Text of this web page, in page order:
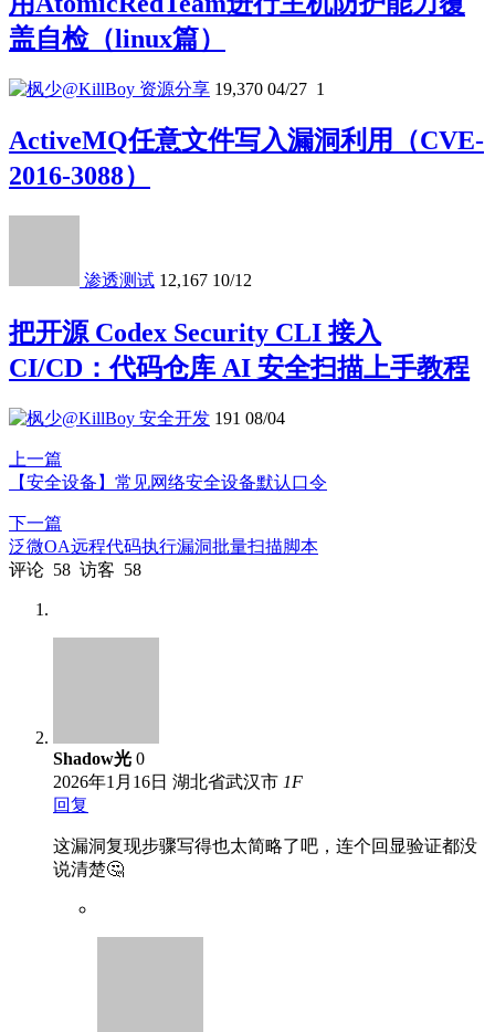
盖自检（linux篇）
资源分享 19,370 04/27 1
ActiveMQ任意文件写入漏洞利用（CVE-
2016-3088）
渗透测试 12,167 10/12
把开源 Codex Security CLI 接入
CI/CD：代码仓库 AI 安全扫描上手教程
安全开发 191 08/04
上一篇
【安全设备】常见网络安全设备默认口令
下一篇
泛微OA远程代码执行漏洞批量扫描脚本
评论 58 访客 58
Shadow光 0
2026年1月16日 湖北省武汉市 1F
回复
这漏洞复现步骤写得也太简略了吧，连个回显验证都没
说清楚🤔